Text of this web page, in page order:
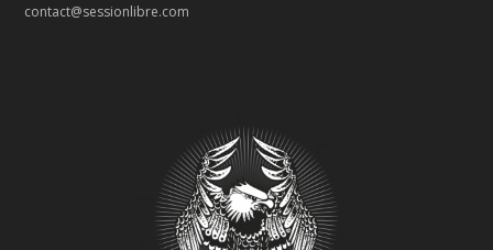
contact@sessionlibre.com